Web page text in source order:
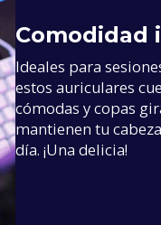
Comodidad
Ideales para
estos auriculares
cómodas y copas
mantienen tu
día. ¡Una delicia!